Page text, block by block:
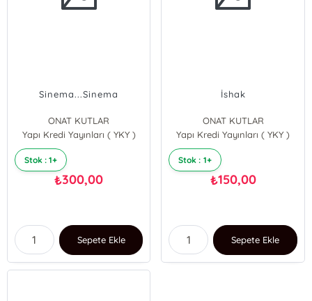
Sinema...Sinema
ONAT KUTLAR
Yapı Kredi Yayınları ( YKY )
Stok : 1+
₺300,00
Sepete Ekle
İshak
ONAT KUTLAR
Yapı Kredi Yayınları ( YKY )
Stok : 1+
₺150,00
Sepete Ekle